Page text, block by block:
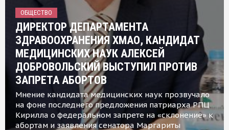
ОБЩЕСТВО
ДИРЕКТОР ДЕПАРТАМЕНТА
ЗДРАВООХРАНЕНИЯ ХМАО, КАНДИДАТ
МЕДИЦИНСКИХ НАУК АЛЕКСЕЙ
ДОБРОВОЛЬСКИЙ ВЫСТУПИЛ ПРОТИВ
ЗАПРЕТА АБОРТОВ
Мнение кандидата медицинских наук прозвучало
на фоне последнего предложения патриарха РПЦ
Кирилла о федеральном запрете на «склонение» к
абортам и заявления сенатора Маргариты